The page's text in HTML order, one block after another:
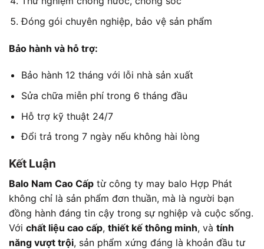
Đóng gói chuyên nghiệp, bảo vệ sản phẩm
Bảo hành và hỗ trợ:
Bảo hành 12 tháng với lỗi nhà sản xuất
Sửa chữa miễn phí trong 6 tháng đầu
Hỗ trợ kỹ thuật 24/7
Đổi trả trong 7 ngày nếu không hài lòng
Kết Luận
Balo Nam Cao Cấp từ công ty may balo Hợp Phát
không chỉ là sản phẩm đơn thuần, mà là người bạn
đồng hành đáng tin cậy trong sự nghiệp và cuộc sống.
Với chất liệu cao cấp, thiết kế thông minh, và tính
năng vượt trội, sản phẩm xứng đáng là khoản đầu tư